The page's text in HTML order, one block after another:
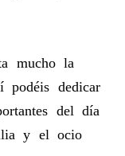
mucho la
podéis dedicar
del día
y el ocio